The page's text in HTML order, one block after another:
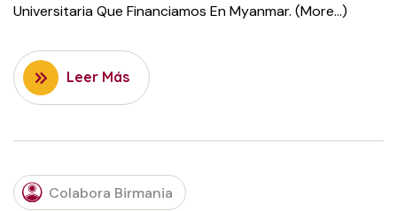
Universitaria Que Financiamos En Myanmar. (more…)
Leer Más
JULY
23,
2015
Colabora Birmania